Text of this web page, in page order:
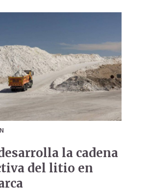
la cadena
del litio en